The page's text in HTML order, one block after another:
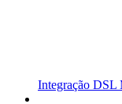
Integração DSL